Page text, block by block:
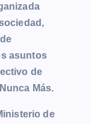
asuntos
de
Más.
de